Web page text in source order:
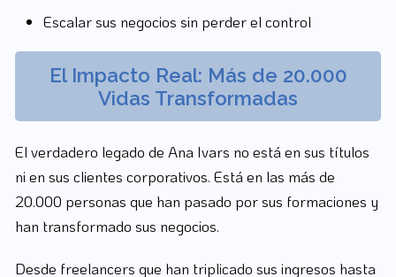
Escalar sus negocios sin perder el control
El Impacto Real: Más de 20.000
Vidas Transformadas
El verdadero legado de Ana Ivars no está en sus títulos
ni en sus clientes corporativos. Está en las más de
20.000 personas que han pasado por sus formaciones y
han transformado sus negocios.
Desde freelancers que han triplicado sus ingresos hasta